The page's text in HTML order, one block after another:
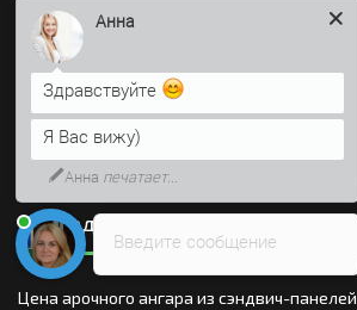
Среда
Четверг
Пятница
Суббота
Воскресение
Последние новости
Цена арочного ангара из сэндвич-панелей
Введите сообщение
Анна
Здравствуйте
Я Вас вижу)
Анна печатает...